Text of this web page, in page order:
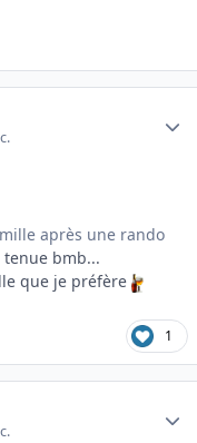
après une rando
tenue bmb...
que je préfère
1